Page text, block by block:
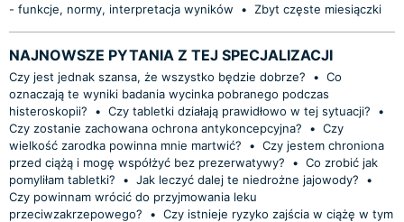
- funkcje, normy, interpretacja wyników
• Zbyt częste miesiączki
NAJNOWSZE PYTANIA Z TEJ SPECJALIZACJI
Czy jest jednak szansa, że wszystko będzie dobrze? • Co
oznaczają te wyniki badania wycinka pobranego podczas
histeroskopii?
• Czy tabletki działają prawidłowo w tej sytuacji?
•
Czy zostanie zachowana ochrona antykoncepcyjna?
• Czy
wielkość zarodka powinna mnie martwić?
• Czy jestem chroniona
przed ciążą i mogę współżyć bez prezerwatywy?
• Co zrobić jak
pomyliłam tabletki?
• Jak leczyć dalej te niedrożne jajowody?
•
Czy powinnam wrócić do przyjmowania leku
przeciwzakrzepowego?
• Czy istnieje ryzyko zajścia w ciążę w tym